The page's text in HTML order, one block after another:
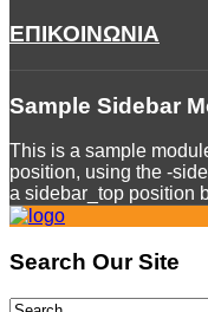
ΕΠΙΚΟΙΝΩΝΙΑ
Sample Sidebar
This is a sample
position, using the -
a sidebar_top position
Search Our Site